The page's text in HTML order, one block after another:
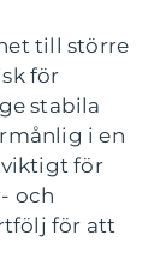
till större
för
stabila
i en
viktigt för
och
för att